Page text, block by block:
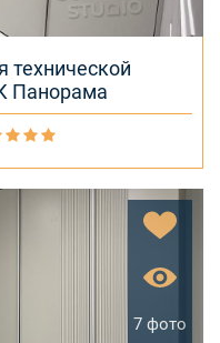
технической
Панорама
7 фото